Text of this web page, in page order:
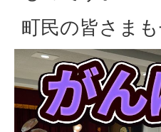
町民の皆さま